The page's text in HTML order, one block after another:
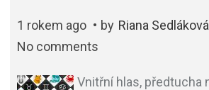
1 rokem ago by Riana Sedláková
No comments
Vnitřní hlas, předtucha